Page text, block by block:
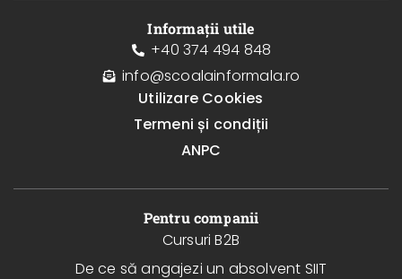
Informații utile
+40 374 494 848
info@scoalainformala.ro
Utilizare Cookies
Termeni și condiții
ANPC
Pentru companii
Cursuri B2B
De ce să angajezi un absolvent SIIT